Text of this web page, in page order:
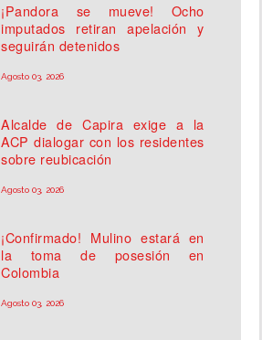
¡Pandora se mueve! Ocho
imputados retiran apelación y
seguirán detenidos
Agosto 03, 2026
Alcalde de Capira exige a la
ACP dialogar con los residentes
sobre reubicación
Agosto 03, 2026
¡Confirmado! Mulino estará en
la toma de posesión en
Colombia
Agosto 03, 2026